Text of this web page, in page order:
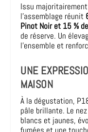
Issu
l’assemblage réunit
Pinot Noir et 15 %
de réserve. Un
l’ensemble et
UNE
MAISON
À la dégustation,
pâle brillante. Le
blancs et jaunes,